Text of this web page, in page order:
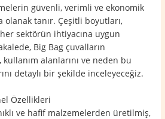
güvenli, verimli ve ekonomik
olanak tanır. Çeşitli boyutları,
sektörün ihtiyacına uygun
Big Bag çuvalların
alanlarını ve neden bu
detaylı bir şekilde inceleyeceğiz.
Özellikleri
ve hafif malzemelerden üretilmiş,